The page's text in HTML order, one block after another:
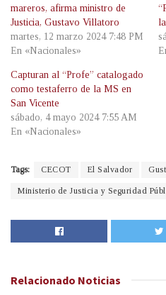
mareros, afirma ministro de
Justicia, Gustavo Villatoro
martes, 12 marzo 2024 7:48 PM
En «Nacionales»
Capturan al “Profe” catalogado
como testaferro de la MS en
San Vicente
sábado, 4 mayo 2024 7:55 AM
En «Nacionales»
Tags: CECOT El Salvador
Ministerio de Justicia y Seguridad
Relacionado Noticias